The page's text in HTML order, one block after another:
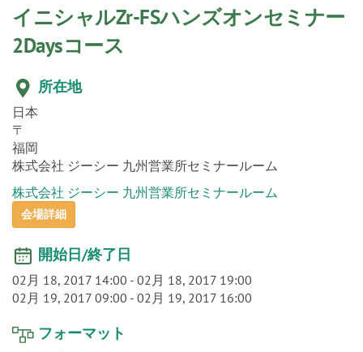
イニシャルZr-FSハンズオンセミナー
2Daysコース
所在地
日本
〒
福岡
株式会社 ジーシー 九州営業所セミナールーム
株式会社 ジーシー 九州営業所セミナールーム
会場詳細
開始日/終了日
02月 18, 2017 14:00
02月 18, 2017 19:00
02月 19, 2017 09:00
02月 19, 2017 16:00
フォーマット